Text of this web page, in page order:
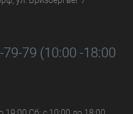
79 (10:00 -18:00